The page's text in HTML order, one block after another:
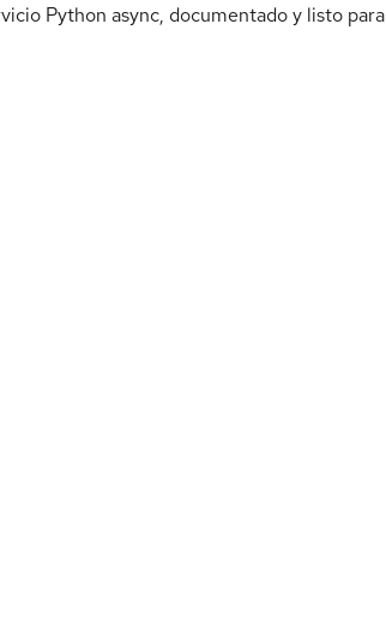
Python async, documentado y listo para